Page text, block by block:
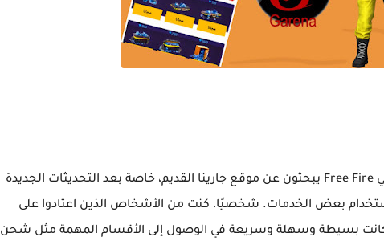
في الفترة الأخيرة، بدأ الكثير من لاعبي Free Fire يبحثون عن موقع جارينا القديم، خاصة بعد التحديثات الجديدة
بعض الخدمات. شخصيًا، كنت من الأشخاص الذين اعتادوا على
كانت بسيطة وسهلة وسريعة في الوصول إلى الأقسام المهمة مثل شحن